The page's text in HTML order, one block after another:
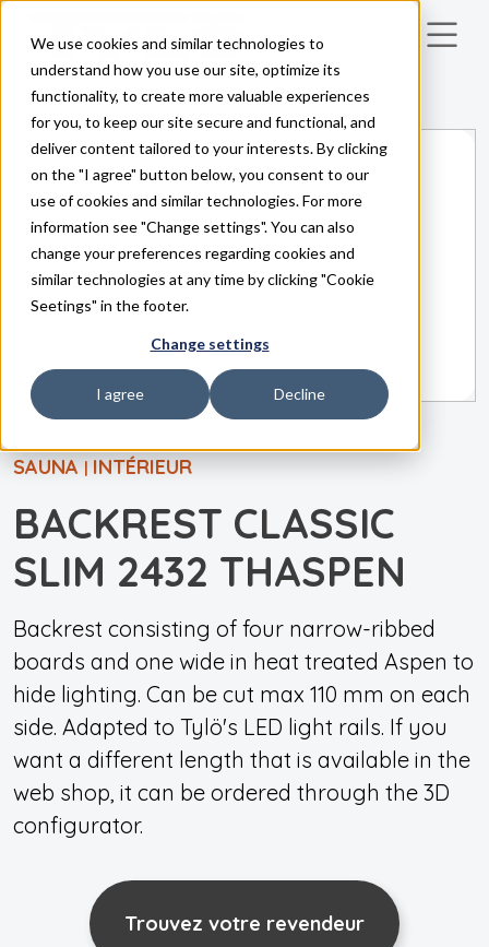
We use cookies and similar technologies to
understand how you use our site, optimize its
functionality, to create more valuable experiences
for you, to keep our site secure and functional, and
deliver content tailored to your interests. By clicking
on the "I agree" button below, you consent to our
use of cookies and similar technologies. For more
information see "Change settings". You can also
change your preferences regarding cookies and
similar technologies at any time by clicking "Cookie
Seetings" in the footer.
Change settings
I agree Decline
Skip to main content
SAUNA | INTÉRIEUR
BACKREST CLASSIC
SLIM 2432 THASPEN
Backrest consisting of four narrow-ribbed
boards and one wide in heat treated Aspen to
hide lighting. Can be cut max 110 mm on each
side. Adapted to Tylö's LED light rails. If you
want a different length that is available in the
web shop, it can be ordered through the 3D
configurator.
Trouvez votre revendeur